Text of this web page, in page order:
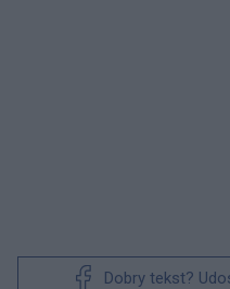
Dobry tekst?